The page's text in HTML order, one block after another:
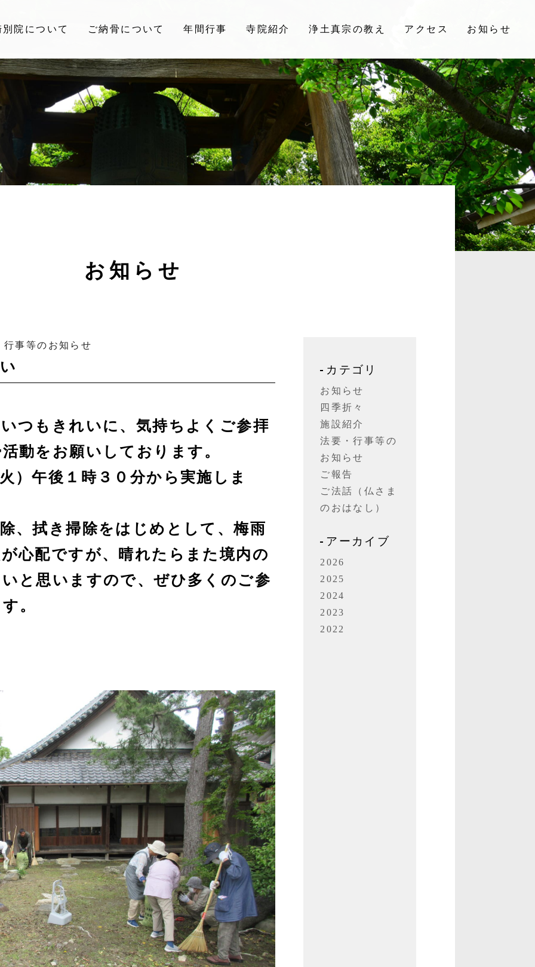
院について ご納骨について 年間行事 寺院紹介 浄土真宗の教え アクセス お知らせ
お知らせ
行事等のお知らせ
つもきれいに、気持ちよくご参拝
動をお願いしております。
）午後１時３０分から実施しま
、拭き掃除をはじめとして、梅雨
心配ですが、晴れたらまた境内の
と思いますので、ぜひ多くのご参
。
カテゴリ
お知らせ
四季折々
施設紹介
法要・行事等の
お知らせ
ご報告
ご法話（仏さま
のおはなし）
アーカイブ
2026
2025
2024
2023
2022